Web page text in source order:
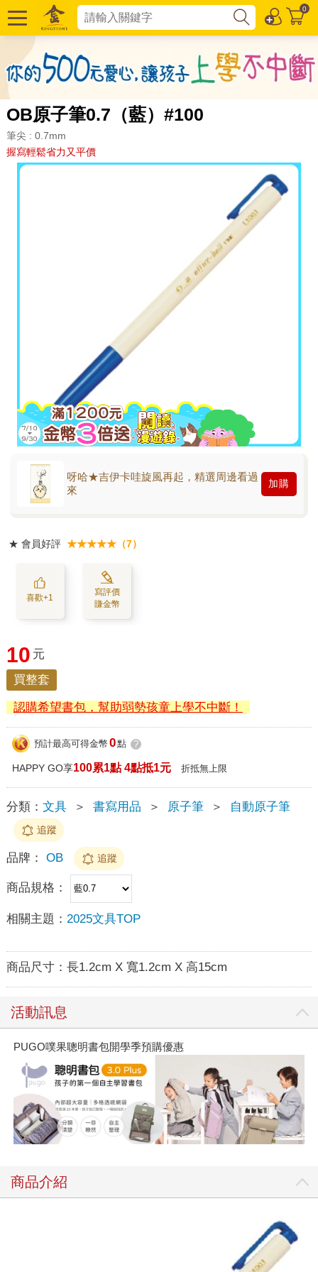
0
OB原子筆0.7（藍）#100
筆尖 : 0.7mm
握寫輕鬆省力又平價
呀哈★吉伊卡哇旋風再起，精選周邊看過
來
加購
★ 會員好評 ★★★★★（7）
喜歡+1
寫評價
賺金幣
10 元
買整套
認購希望書包，幫助弱勢孩童上學不中斷！
預計最高可得金幣 0點 ?
HAPPY GO享100累1點 4點抵1元 折抵無上限
分類： 文具 ＞ 書寫用品 ＞ 原子筆 ＞ 自動原子筆
追蹤
品牌： OB 追蹤
商品規格：
相關主題： 2025文具TOP
商品尺寸： 長1.2cm X 寬1.2cm X 高15cm
活動訊息
PUGO噗果聰明書包開學季預購優惠
商品介紹